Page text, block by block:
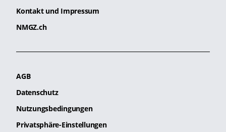
Kontakt und Impressum
NMGZ.ch
AGB
Datenschutz
Nutzungsbedingungen
Privatsphäre-Einstellungen